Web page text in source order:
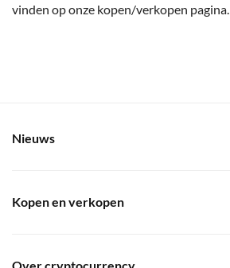
vinden op onze kopen/verkopen pagina.
Nieuws
Kopen en verkopen